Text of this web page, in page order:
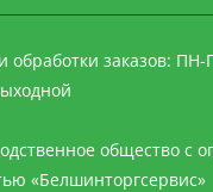
обработки заказов: ПН-
общество с
«Белшинторгсервис»